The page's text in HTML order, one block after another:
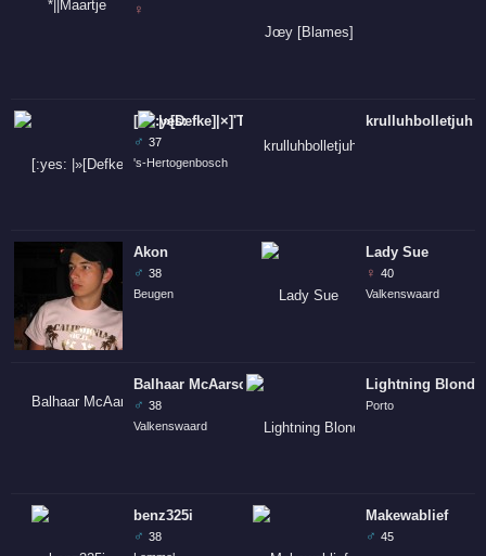
♀
[ |»[Defke]|×]'TSF'[×|[Para«|
♂ 37
's-Hertogenbosch
Akon
♂ 38
Beugen
Balhaar McAarsch
♂ 38
Valkenswaard
benz325i
♂ 38
krulluhbolletjuh
Lady Sue
♀ 40
Valkenswaard
Lightning Blonde
Porto
Makewablief
♂ 45